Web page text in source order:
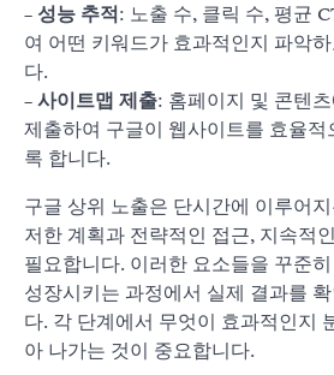
– 성능 추적 : 노출 수, 클릭 수, 평균
여 어떤 키워드가 효과적인지 파악
다.
– 사이트맵 제출: 홈페이지 및 콘텐
제출하여 구글이 웹사이트를 효율적
록 합니다.
구글 상위 노출은 단시간에 이루어
저한 계획과 전략적인 접근, 지속적
필요합니다. 이러한 요소들을 꾸준
성장시키는 과정에서 실제 결과를
다. 각 단계에서 무엇이 효과적인지
아 나가는 것이 중요합니다.